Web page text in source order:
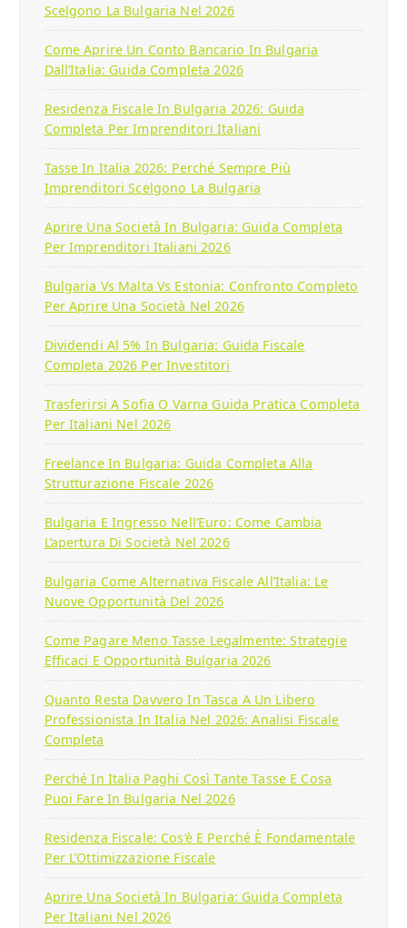
Scelgono La Bulgaria Nel 2026
Come Aprire Un Conto Bancario In Bulgaria
Dall’Italia: Guida Completa 2026
Residenza Fiscale In Bulgaria 2026: Guida
Completa Per Imprenditori Italiani
Tasse In Italia 2026: Perché Sempre Più
Imprenditori Scelgono La Bulgaria
Aprire Una Società In Bulgaria: Guida Completa
Per Imprenditori Italiani 2026
Bulgaria Vs Malta Vs Estonia: Confronto Completo
Per Aprire Una Società Nel 2026
Dividendi Al 5% In Bulgaria: Guida Fiscale
Completa 2026 Per Investitori
Trasferirsi A Sofia O Varna Guida Pratica Completa
Per Italiani Nel 2026
Freelance In Bulgaria: Guida Completa Alla
Strutturazione Fiscale 2026
Bulgaria E Ingresso Nell’Euro: Come Cambia
L’apertura Di Società Nel 2026
Bulgaria Come Alternativa Fiscale All’Italia: Le
Nuove Opportunità Del 2026
Come Pagare Meno Tasse Legalmente: Strategie
Efficaci E Opportunità Bulgaria 2026
Quanto Resta Davvero In Tasca A Un Libero
Professionista In Italia Nel 2026: Analisi Fiscale
Completa
Perché In Italia Paghi Così Tante Tasse E Cosa
Puoi Fare In Bulgaria Nel 2026
Residenza Fiscale: Cos’è E Perché È Fondamentale
Per L’Ottimizzazione Fiscale
Aprire Una Società In Bulgaria: Guida Completa
Per Italiani Nel 2026